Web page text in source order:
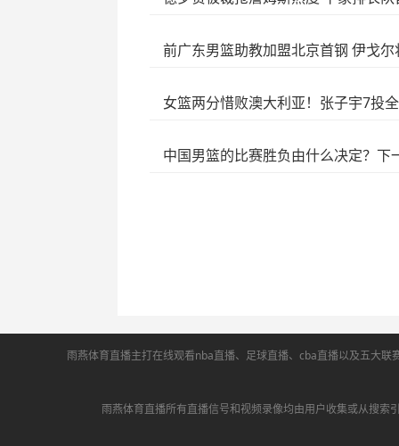
前广东男篮助教加盟北京首钢 伊戈
女篮两分惜败澳大利亚！张子宇7投
中国男篮的比赛胜负由什么决定？下
雨燕体育直播主打在线观看nba直播、足球直播、cba直播以及五大
雨燕体育直播所有直播信号和视频录像均由用户收集或从搜索